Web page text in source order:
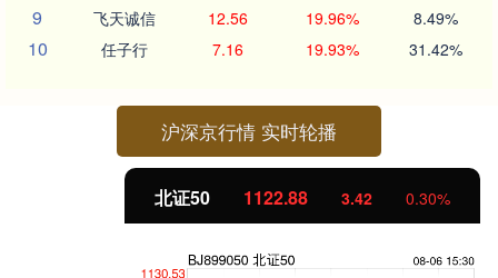
9 飞天诚信 12.56 19.96% 8.49%
10 任子行 7.16 19.93% 31.42%
沪深京行情 实时轮播
北证50 1122.88 3.42 0.30%